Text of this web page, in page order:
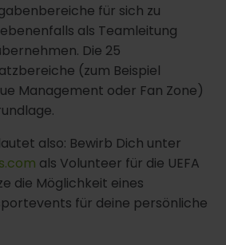
für sich zu
als Teamleitung
Die 25
(zum Beispiel
Management oder Fan Zone)
also: Bewirb Dich unter
als Volunteer für die UEFA
die Möglichkeit eines
für deine persönliche